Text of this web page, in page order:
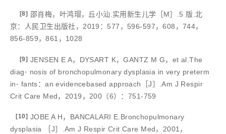
[8] 邵肖梅，叶鸿瑁，丘小汕.实用新生儿学［M］.5 版.北
京：人民卫生出版社，2019：577，596-597，608，744，
856-859，861，1028
[9] JENSEN E A，DYSART K，GANTZ M G，et al.The
diag⁃ nosis of bronchopulmonary dysplasia in very preterm
in⁃ fants：an evidencebased approach［J］.Am J Respir
Crit Care Med，2019，200（6）：751-759
[10] JOBE A H，BANCALARI E.Bronchopulmonary
dysplasia ［J］.Am J Respir Crit Care Med，2001，